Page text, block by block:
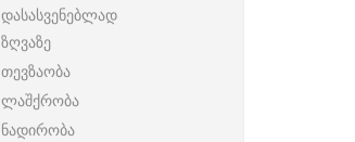
დასასვენებლად
ზღვაზე
თევზაობა
ლაშქრობა
ნადირობა